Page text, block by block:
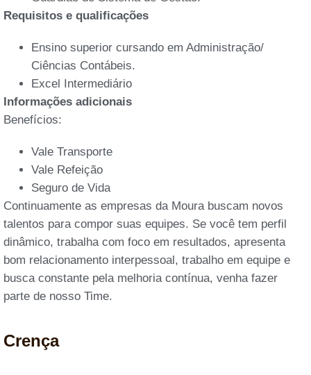
Requisitos e qualificações
Ensino superior cursando em Administração/
Ciências Contábeis.
Excel Intermediário
Informações adicionais
Benefícios:
Vale Transporte
Vale Refeição
Seguro de Vida
Continuamente as empresas da Moura buscam novos
talentos para compor suas equipes. Se você tem perfil
dinâmico, trabalha com foco em resultados, apresenta
bom relacionamento interpessoal, trabalho em equipe e
busca constante pela melhoria contínua, venha fazer
parte de nosso Time.
Crença